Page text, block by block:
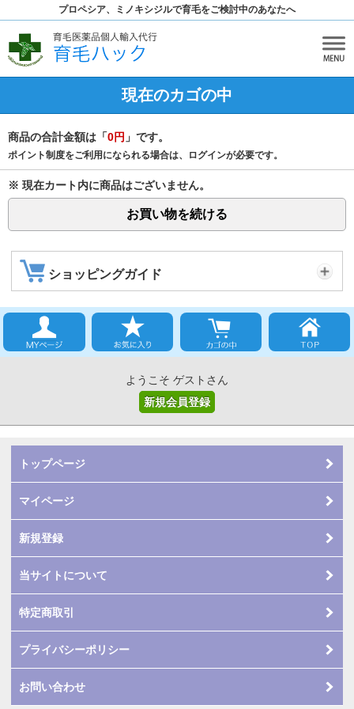
プロペシア、ミノキシジルで育毛をご検討中のあなたへ
現在のカゴの中
商品の合計金額は「0円 」です。
ポイント制度をご利用になられる場合は、ログインが必要です。
※ 現在カート内に商品はございません。
お買い物を続ける
ショッピングガイド
ようこそ ゲストさん
新規会員登録
トップページ
マイページ
新規登録
当サイトについて
特定商取引
プライバシーポリシー
お問い合わせ